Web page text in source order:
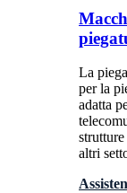
La
per la
adatta
altri